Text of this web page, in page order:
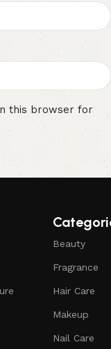
this browser for
Beauty
Fragrance
Hair Care
Makeup
Nail Care